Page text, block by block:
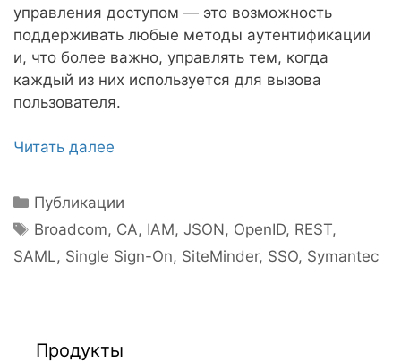
управления доступом — это возможность
поддерживать любые методы аутентификации
и, что более важно, управлять тем, когда
каждый из них используется для вызова
пользователя.
Читать далее
Рубрики
Публикации
Метки
Broadcom, CA, IAM,JSON, OpenID, REST,
SAML, Single Sign-On, SiteMinder, SSO, Symantec
Продукты